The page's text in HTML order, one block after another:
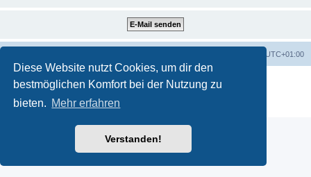
Diese Website nutzt Cookies, um dir den
bestmöglichen Komfort bei der Nutzung zu
bieten. Mehr erfahren
Verstanden!
UTC+01:00
Powered by phpBB ® Forum Software © phpBB Limited
phpBB.de
Datenschutz